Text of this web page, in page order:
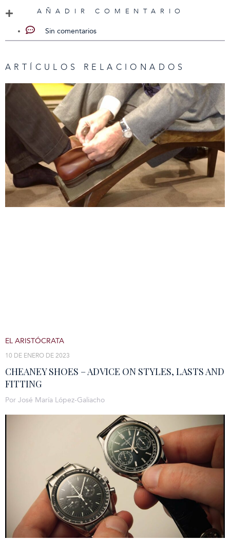
AÑADIR COMENTARIO
Sin comentarios
ARTÍCULOS RELACIONADOS
CHEANEY SHOES – ADVICE ON STYLES, LASTS AND
FITTING
10 DE ENERO DE 2023
EL ARISTÓCRATA
Por José María López-Galiacho